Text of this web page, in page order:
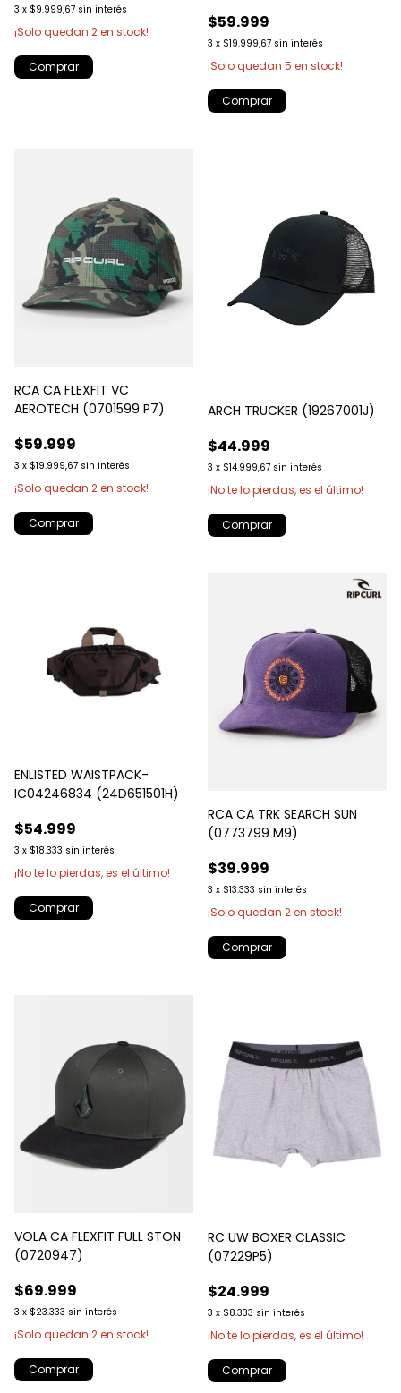
3 x $9.999,67 sin interés
¡Solo quedan 2en stock! $59.999
3 x $19.999,67 sin interés
¡Solo quedan 5 en stock!
RCA CA FLEXFIT VC
AEROTECH (0701599 P7)
$59.999
3 x $19.999,67 sin interés
¡Solo quedan 2en stock!
ARCH TRUCKER (19267001J)
$44.999
3 x $14.999,67 sin interés
¡No te lo pierdas, es el último!
ENLISTED WAISTPACK-
IC04246834 (24D651501H)
$54.999
3 x $18.333 sin interés
¡No te lo pierdas, es el último!
RCA CA TRK SEARCH SUN
(0773799 M9)
$39.999
3 x $13.333 sin interés
¡Solo quedan 2en stock!
VOLA CA FLEXFIT FULL STON
(0720947)
$69.999
3 x $23.333 sin interés
¡Solo quedan 2en stock!
Comprar
RC UW BOXER CLASSIC
(07229P5)
$24.999
3 x $8.333 sin interés
¡No te lo pierdas, es el último!
Comprar